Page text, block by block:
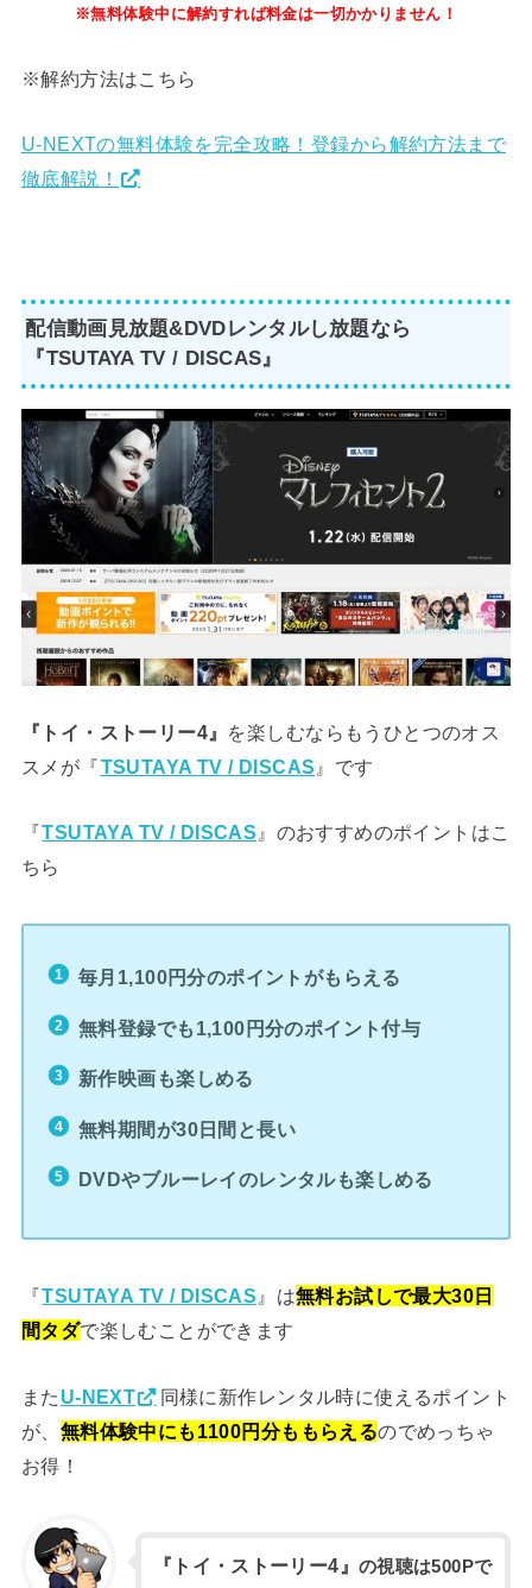
※無料体験中に解約すれば料金は一切かかりません！
※解約方法はこちら
U-NEXTの無料体験を完全攻略！登録から解約方法まで
徹底解説！
配信動画見放題&DVDレンタルし放題なら
『TSUTAYA TV / DISCAS』
『トイ・ストーリー4』 を楽しむならもうひとつのオス
スメが『TSUTAYA TV / DISCAS 』です
『TSUTAYA TV / DISCAS 』のおすすめのポイントはこ
ちら
毎月1,100円分のポイントがもらえる
無料登録でも1,100円分のポイント付与
新作映画も楽しめる
無料期間が30日間と長い
DVDやブルーレイのレンタルも楽しめる
『TSUTAYA TV / DISCAS 』は無料お試しで最大30日
間タダで楽しむことができます
また U-NEXT
同様に新作レンタル時に使えるポイント
が、 無料体験中にも1100円分ももらえるのでめっちゃ
お得！
『トイ・ストーリー4』 の視聴は500Pで